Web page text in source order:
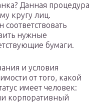
Данная процедура
кругу лиц.
нужные
бумаги.
и условия
от того, какой
имеет человек:
корпоративный